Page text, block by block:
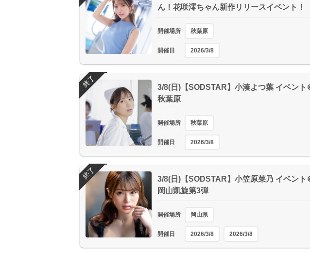
ん！花咲澪ちゃん新作リリースイベント！
開催場所 秋葉原
開催日 2026/3/8
3/8(日)【SODSTAR】小湊よつ葉 イベント
秋葉原
開催場所 秋葉原
開催日 2026/3/8
終了
3/8(日)【SODSTAR】小笠原菜乃 イベント
岡山凱旋第3弾
開催場所 岡山県
開催日 2026/3/8 2026/3/8
終了